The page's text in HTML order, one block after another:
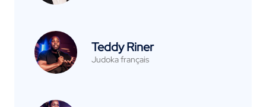
Teddy Riner
Judoka français